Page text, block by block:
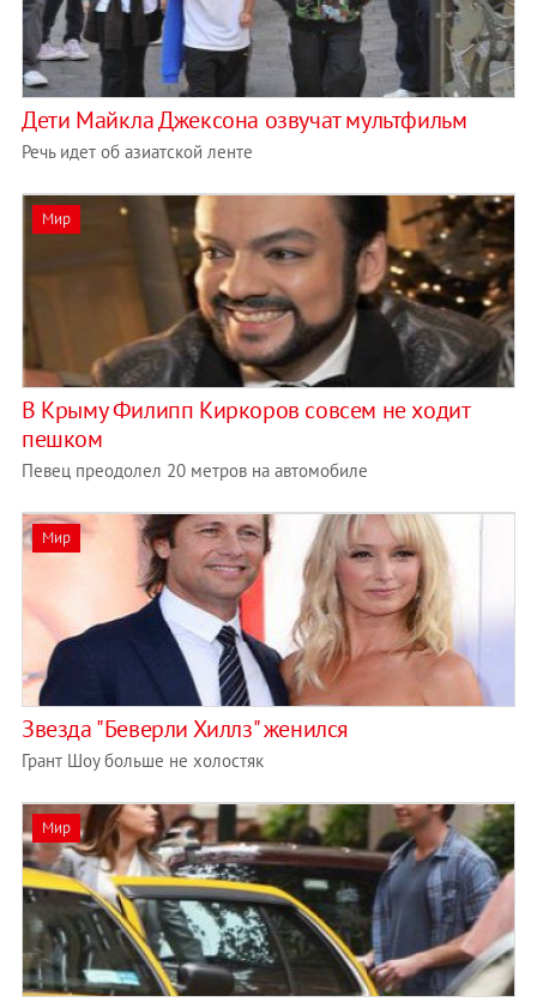
Дети Майкла Джексона озвучат мультфильм
Речь идет об азиатской ленте
Мир
В Крыму Филипп Киркоров совсем не ходит
пешком
Певец преодолел 20 метров на автомобиле
Мир
Звезда "Беверли Хиллз" женился
Грант Шоу больше не холостяк
Мир